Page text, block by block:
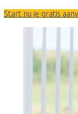
Start nu je gratis